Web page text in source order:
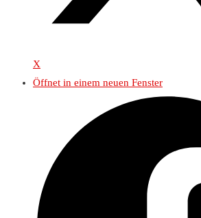
X
Öffnet in einem neuen Fenster